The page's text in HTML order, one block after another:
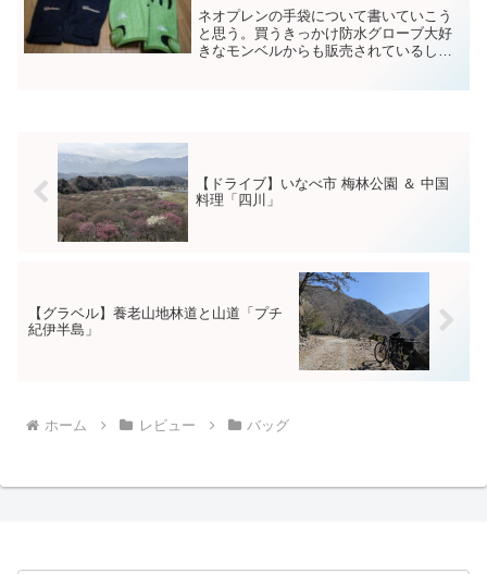
ネオプレンの手袋について書いていこう
と思う。買うきっかけ防水グローブ大好
きなモンベルからも販売されているしか
【ドライブ】いなべ市 梅林公園 ＆ 中国
料理「四川」
【グラベル】養老山地林道と山道「プチ
紀伊半島」
ホーム レビュー バッグ